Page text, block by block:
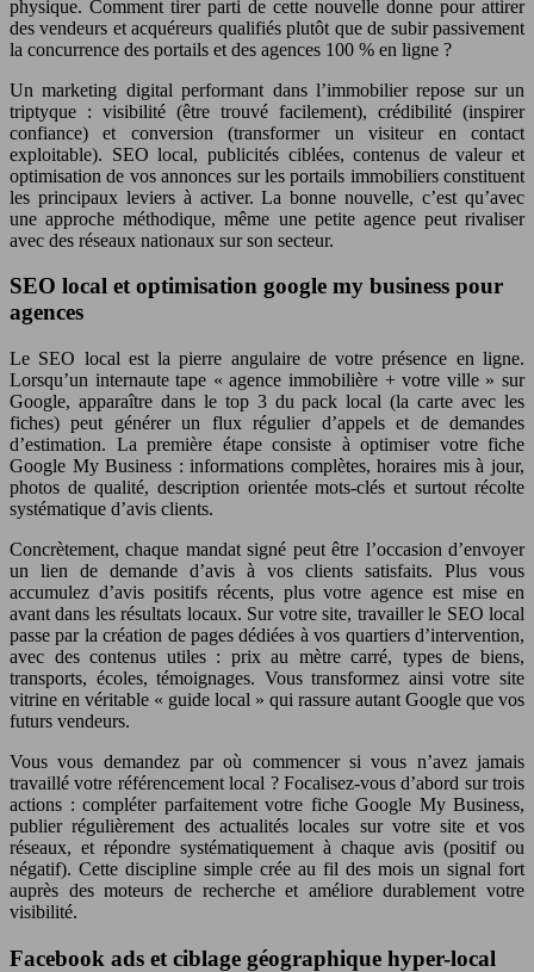
physique. Comment tirer parti de cette nouvelle donne pour attirer
des vendeurs et acquéreurs qualifiés plutôt que de subir passivement
la concurrence des portails et des agences 100 % en ligne ?
Un marketing digital performant dans l’immobilier repose sur un
triptyque : visibilité (être trouvé facilement), crédibilité (inspirer
confiance) et conversion (transformer un visiteur en contact
exploitable). SEO local, publicités ciblées, contenus de valeur et
optimisation de vos annonces sur les portails immobiliers constituent
les principaux leviers à activer. La bonne nouvelle, c’est qu’avec
une approche méthodique, même une petite agence peut rivaliser
avec des réseaux nationaux sur son secteur.
SEO local et optimisation google my business pour
agences
Le SEO local est la pierre angulaire de votre présence en ligne.
Lorsqu’un internaute tape « agence immobilière + votre ville » sur
Google, apparaître dans le top 3 du pack local (la carte avec les
fiches) peut générer un flux régulier d’appels et de demandes
d’estimation. La première étape consiste à optimiser votre fiche
Google My Business : informations complètes, horaires mis à jour,
photos de qualité, description orientée mots-clés et surtout récolte
systématique d’avis clients.
Concrètement, chaque mandat signé peut être l’occasion d’envoyer
un lien de demande d’avis à vos clients satisfaits. Plus vous
accumulez d’avis positifs récents, plus votre agence est mise en
avant dans les résultats locaux. Sur votre site, travailler le SEO local
passe par la création de pages dédiées à vos quartiers d’intervention,
avec des contenus utiles : prix au mètre carré, types de biens,
transports, écoles, témoignages. Vous transformez ainsi votre site
vitrine en véritable « guide local » qui rassure autant Google que vos
futurs vendeurs.
Vous vous demandez par où commencer si vous n’avez jamais
travaillé votre référencement local ? Focalisez-vous d’abord sur trois
actions : compléter parfaitement votre fiche Google My Business,
publier régulièrement des actualités locales sur votre site et vos
réseaux, et répondre systématiquement à chaque avis (positif ou
négatif). Cette discipline simple crée au fil des mois un signal fort
auprès des moteurs de recherche et améliore durablement votre
visibilité.
Facebook ads et ciblage géographique hyper-local